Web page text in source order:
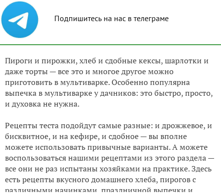
Подпишитесь на нас в телеграме
Пироги и пирожки, хлеб и сдобные кексы, шарлотки и
даже торты — все это и многое другое можно
приготовить в мультиварке. Особенно популярна
выпечка в мультиварке у дачников: это быстро, просто,
и духовка не нужна.
Рецепты теста подойдут самые разные: и дрожжевое, и
бисквитное, и на кефире, и сдобное — вы вполне
можете использовать привычные варианты. А можете
воспользоваться нашими рецептами из этого раздела —
все они не раз испытаны хозяйками на практике. Здесь
есть рецепты вкусного домашнего хлеба, пирогов с
различными начинками, праздничной выпечки и